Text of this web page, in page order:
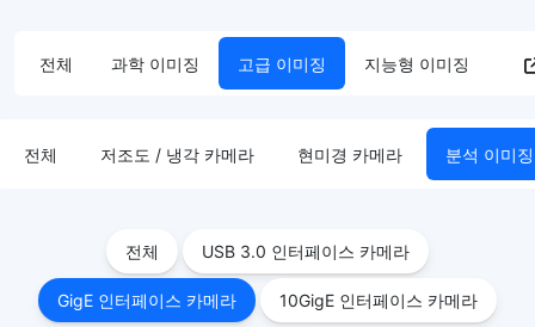
전체 과학 이미징 고급 이미징 지능형 이미징
전체 저조도 / 냉각 카메라 현미경 카메라 분석 이미
전체 USB 3.0 인터페이스 카메라
GigE 인터페이스 카메라 10GigE 인터페이스 카메라